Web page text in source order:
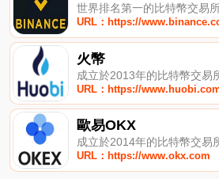
世界排名第一的比特幣交易
URL：https://
火幣
成立於2013年的比特幣交易
URL：https://
歐易OKX
成立於2014年的比特幣交易
URL：https://www.okx.com